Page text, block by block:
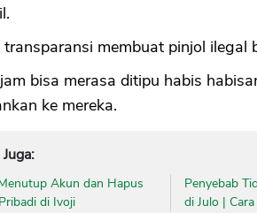
transparansi membuat pinjol ilegal
bisa merasa ditipu habis
ke mereka.
Akun dan Hapus
di Ivoji
Penyebab
di Julo |